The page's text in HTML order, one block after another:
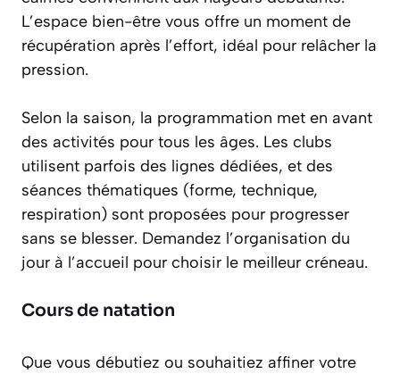
L’espace bien-être vous offre un moment de
récupération après l’effort, idéal pour relâcher la
pression.
Selon la saison, la programmation met en avant
des activités pour tous les âges. Les clubs
utilisent parfois des lignes dédiées, et des
séances thématiques (forme, technique,
respiration) sont proposées pour progresser
sans se blesser. Demandez l’organisation du
jour à l’accueil pour choisir le meilleur créneau.
Cours de natation
Que vous débutiez ou souhaitiez affiner votre